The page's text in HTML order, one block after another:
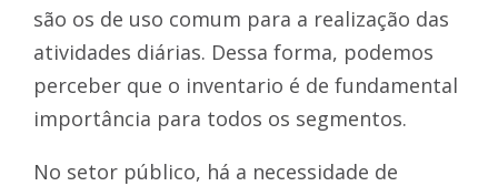
são os de uso comum para a realização das
atividades diárias. Dessa forma, podemos
perceber que o inventario é de fundamental
importância para todos os segmentos.
No setor público, há a necessidade de